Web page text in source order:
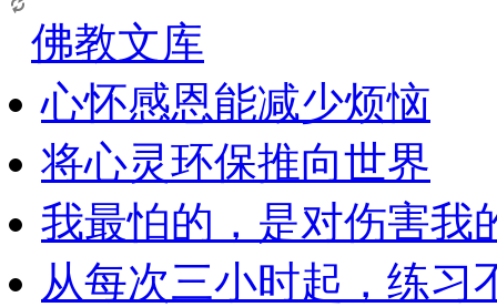
佛教文库
心怀感恩能减少烦恼
将心灵环保推向世界
我最怕的，是对伤害我
从每次三小时起，练习